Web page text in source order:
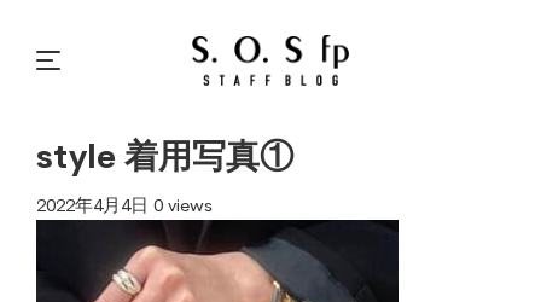
style 着用写真①
2022年4月4日 0 views